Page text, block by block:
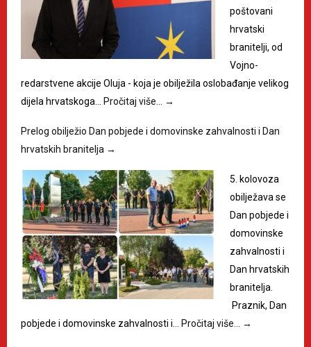
poštovani
hrvatski
branitelji, od
Vojno-
redarstvene akcije Oluja - koja je obilježila oslobađanje velikog
dijela hrvatskoga… Pročitaj više… →
Prelog obilježio Dan pobjede i domovinske zahvalnosti i Dan
hrvatskih branitelja →
5. kolovoza
obilježava se
Dan pobjede i
domovinske
zahvalnosti i
Dan hrvatskih
branitelja.
Praznik, Dan
pobjede i domovinske zahvalnosti i… Pročitaj više… →